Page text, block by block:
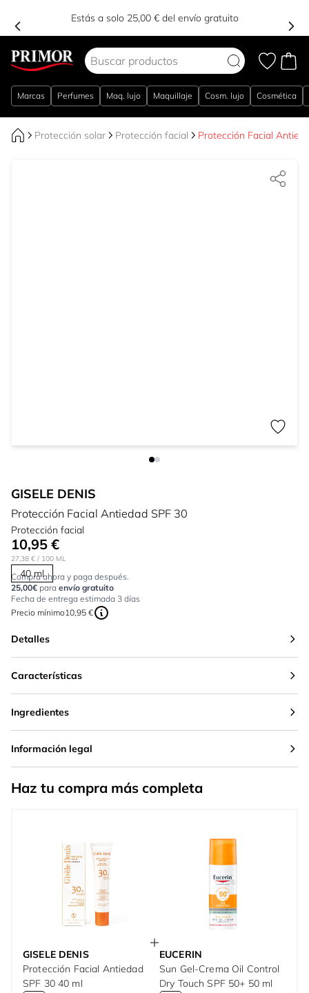
Estás a solo 25,00 € del envío gratuito
Marcas Perfumes Maq. lujo Maquillaje Cosm. lujo Cosmética
Protección solar Protección facial Protección Facial
GISELE DENIS
Protección Facial Antiedad SPF 30
Protección facial
10,95 €
27,38 € / 100 ML
40 ml
Compra ahora y paga después.
25,00€ para envío gratuito
Fecha de entrega estimada 3 días
Precio mínimo10,95 €
Detalles
Características
Ingredientes
Información legal
Haz tu compra más completa
GISELE DENIS
Protección Facial Antiedad
SPF 30 40 ml
EUCERIN
Sun Gel-Crema Oil Control
Dry Touch SPF 50+ 50 ml